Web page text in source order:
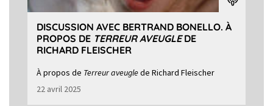
DISCUSSION AVEC BERTRAND BONELLO. À
PROPOS DE TERREUR AVEUGLEDE
RICHARD FLEISCHER
À propos de Terreur aveuglede Richard Fleischer
22 avril 2025